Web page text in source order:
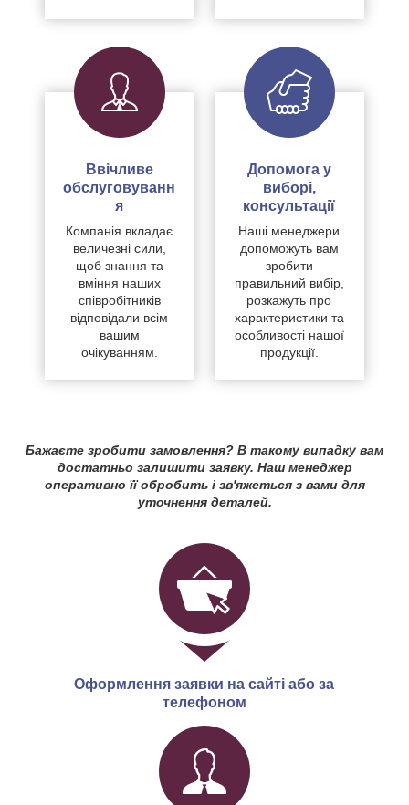
Ввічливе
обслуговуванн
я
Компанія вкладає
величезні сили,
щоб знання та
вміння наших
співробітників
відповідали всім
вашим
очікуванням.
Допомога у
виборі,
консультації
Наші менеджери
допоможуть вам
зробити
правильний вибір,
розкажуть про
характеристики та
особливості нашої
продукції.
Бажаєте зробити замовлення? В такому випадку вам
достатньо залишити заявку. Наш менеджер
оперативно її обробить і зв'яжеться з вами для
уточнення деталей.
Оформлення заявки на сайті або за
телефоном